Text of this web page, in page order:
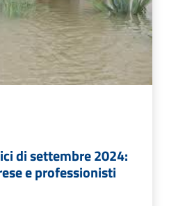
di settembre 2024:
e professionisti